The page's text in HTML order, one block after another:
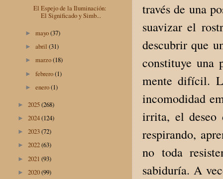
través de una
suavizar el
descubrir que
constituye una
mente difícil.
incomodidad
irrita, el deseo
respirando,
no toda
sabiduría. A
El Espejo de la Iluminación:
El Significado y Simb...
►mayo(37)
►abril(31)
►marzo(18)
►febrero(1)
►enero(1)
► 2025(268)
► 2024(124)
► 2023(72)
► 2022(63)
► 2021 (93)
► 2020(99)